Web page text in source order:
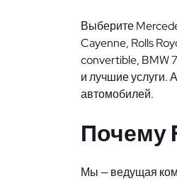
Выберите
Cayenne, Rolls
convertible, BMW
и лучшие услуги.
автомобилей.
Почему
Мы — ведущая